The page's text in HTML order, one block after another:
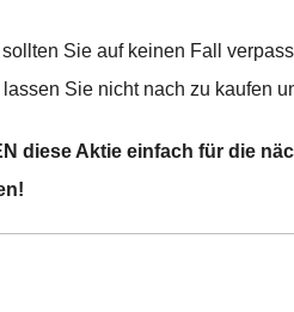
Sie auf keinen Fall
Sie nicht nach zu kaufen
diese Aktie einfach für die